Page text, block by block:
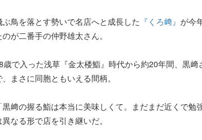
ぶ鳥を落とす勢いで名店へと成長した 『くろ﨑』 が今
のが二番手の仲野雄太さん。
歳で入った浅草『金太楼鮨』時代から約20年間、黒
、まさに同胞ともいえる間柄。
黒﨑の握る鮨は本当に美味しくて。まだまだ近くで
異なる形で店を引き継いだ。